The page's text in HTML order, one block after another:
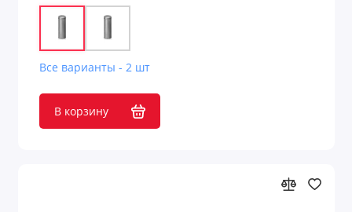
Все варианты - 2 шт
В корзину